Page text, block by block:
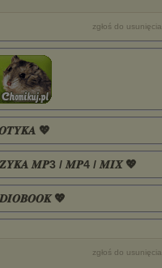
zgłoś do usunięcia
💖
𝑴𝑷3 / 𝑴𝑷4 / 𝑴𝑰𝑿 💖
💖
zgłoś do usunięcia